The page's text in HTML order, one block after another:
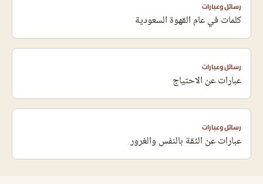
رسائل وعبارات
كلمات في عام القهوة السعودية
رسائل وعبارات
عبارات عن الاحتياج
رسائل وعبارات
عبارات عن الثقة بالنفس والغرور